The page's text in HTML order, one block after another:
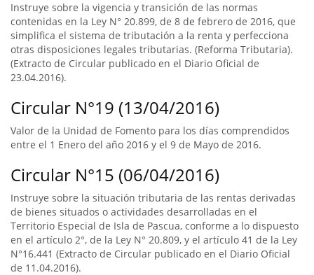
Instruye sobre la vigencia y transición de las normas
contenidas en la Ley N° 20.899, de 8 de febrero de 2016, que
simplifica el sistema de tributación a la renta y perfecciona
otras disposiciones legales tributarias. (Reforma Tributaria).
(Extracto de Circular publicado en el Diario Oficial de
23.04.2016).
Circular N°19 (13/04/2016)
Valor de la Unidad de Fomento para los días comprendidos
entre el 1 Enero del año 2016 y el 9 de Mayo de 2016.
Circular N°15 (06/04/2016)
Instruye sobre la situación tributaria de las rentas derivadas
de bienes situados o actividades desarrolladas en el
Territorio Especial de Isla de Pascua, conforme a lo dispuesto
en el artículo 2°, de la Ley N° 20.809, y el artículo 41 de la Ley
N°16.441 (Extracto de Circular publicado en el Diario Oficial
de 11.04.2016).